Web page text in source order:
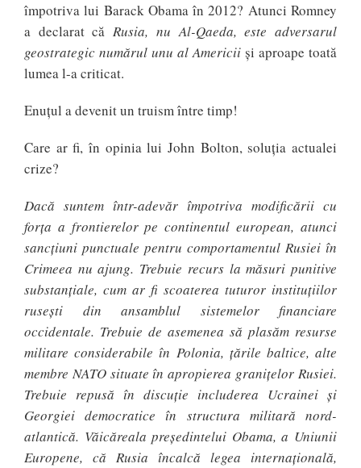
împotriva lui Barack Obama în 2012? Atunci Romney
a declarat căRusia, nu Al-Qaeda, este adversarul
geostrategic numărul unu al Americii și aproape toată
lumea l-a criticat.
Enuțul a devenit un truism între timp!
Care ar fi, în opinia lui John Bolton, soluția actualei
crize?
Dacă suntem într-adevăr împotriva modificării cu
forţa a frontierelor pe continentul european, atunci
sancţiuni punctuale pentru comportamentul Rusiei în
Crimeea nu ajung. Trebuie recurs la măsuri punitive
substanţiale, cum ar fi scoaterea tuturor instituţiilor
ruseşti din ansamblul sistemelor financiare
occidentale. Trebuie de asemenea să plasăm resurse
militare considerabile în Polonia, ţările baltice, alte
membre NATO situate în apropierea graniţelor Rusiei.
Trebuie repusă în discuţie includerea Ucrainei şi
Georgiei democratice în structura militară nord-
atlantică. Văicăreala preşedintelui Obama, a Uniunii
Europene, că Rusia încalcă legea internaţională,